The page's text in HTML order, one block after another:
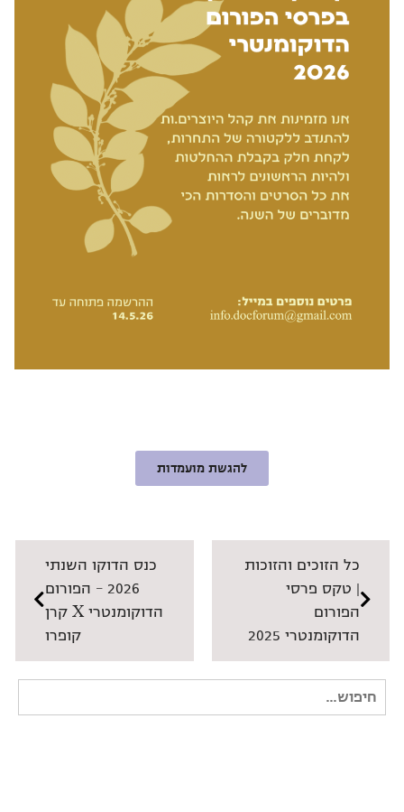
להגשת מועמדות
כל הזוכים והזוכות
| טקס פרסי
הפורום
הדוקומנטרי 2025
כנס הדוקו השנתי
2026 – הפורום
הדוקומנטרי X קרן
קופרו
חיפוש
עבור: